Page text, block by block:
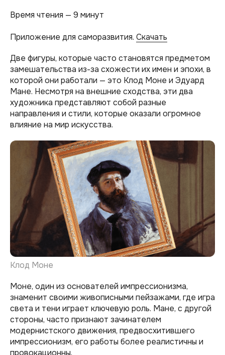
Время чтения — 9 минут
Приложение для саморазвития. Скачать
Две фигуры, которые часто становятся предметом
замешательства из-за схожести их имен и эпохи, в
которой они работали — это Клод Моне и Эдуард
Мане. Несмотря на внешние сходства, эти два
художника представляют собой разные
направления и стили, которые оказали огромное
влияние на мир искусства.
Клод Моне
Моне, один из основателей импрессионизма,
знаменит своими живописными пейзажами, где игра
света и тени играет ключевую роль. Мане, с другой
стороны, часто признают зачинателем
модернистского движения, предвосхитившего
импрессионизм, его работы более реалистичны и
провокационны.